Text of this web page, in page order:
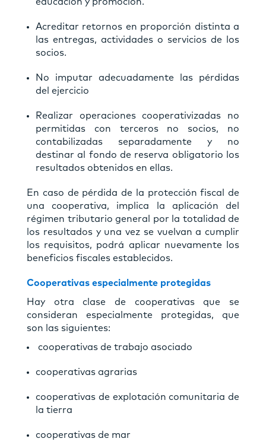
Acreditar retornos en proporción distinta a
las entregas, actividades o servicios de los
socios.
No imputar adecuadamente las pérdidas
del ejercicio
Realizar operaciones cooperativizadas no
permitidas con terceros no socios, no
contabilizadas separadamente y no
destinar al fondo de reserva obligatorio los
resultados obtenidos en ellas.
En caso de pérdida de la protección fiscal de
una cooperativa, implica la aplicación del
régimen tributario general por la totalidad de
los resultados y una vez se vuelvan a cumplir
los requisitos, podrá aplicar nuevamente los
beneficios fiscales establecidos.
Cooperativas especialmente protegidas
Hay otra clase de cooperativas que se
consideran especialmente protegidas, que
son las siguientes:
cooperativas de trabajo asociado
cooperativas agrarias
cooperativas de explotación comunitaria de
la tierra
cooperativas de mar